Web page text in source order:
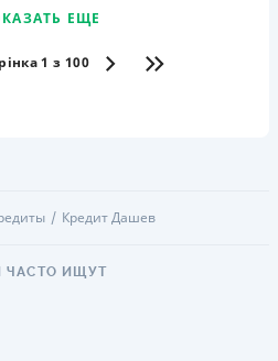
ЕЩЕ
1 з 100
Кредит Дашев
ЧАСТО ИЩУТ